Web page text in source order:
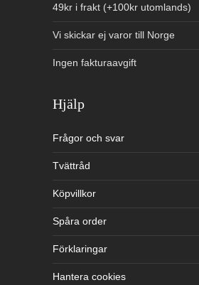
49kr i frakt (+100kr utomlands)
Vi skickar ej varor till Norge
Ingen fakturaavgift
Hjälp
Frågor och svar
Tvättråd
Köpvillkor
Spåra order
Förklaringar
Hantera cookies